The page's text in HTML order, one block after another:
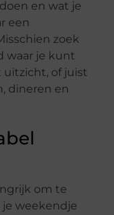
en wat je
een
zoek
waar je kunt
of juist
dineren en
om te
weekendje